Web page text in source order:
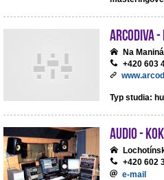
ArcoDiva -
Na
+420 603
Typ studia:
Audio -
+420 602
e-mail